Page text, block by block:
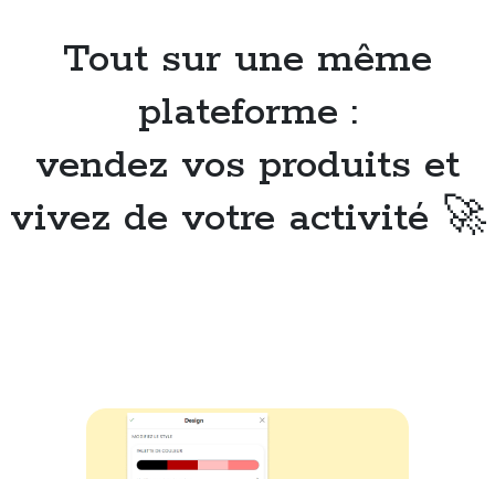
Tout sur une même
plateforme :
vendez vos produits et
vivez de votre activité 🚀